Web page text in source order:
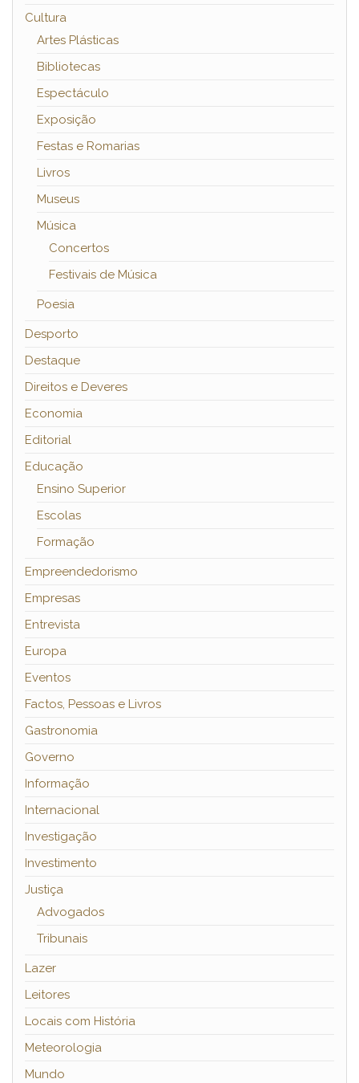
Cultura
Artes Plásticas
Bibliotecas
Espectáculo
Exposição
Festas e Romarias
Livros
Museus
Música
Concertos
Festivais de Música
Poesia
Desporto
Destaque
Direitos e Deveres
Economia
Editorial
Educação
Ensino Superior
Escolas
Formação
Empreendedorismo
Empresas
Entrevista
Europa
Eventos
Factos, Pessoas e Livros
Gastronomia
Governo
Informação
Internacional
Investigação
Investimento
Justiça
Advogados
Tribunais
Lazer
Leitores
Locais com História
Meteorologia
Mundo